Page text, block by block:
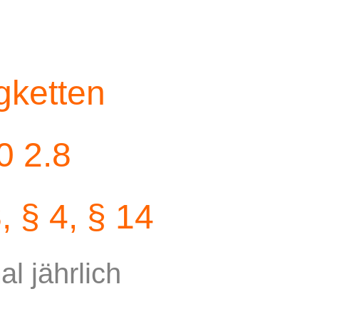
2.8
§ 4, § 14
jährlich